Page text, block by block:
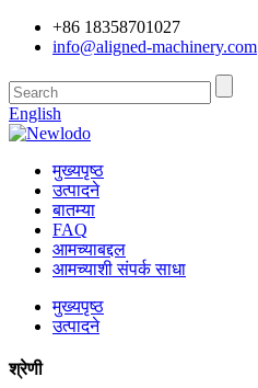
+86 18358701027
info@aligned-machinery.com
English
मुख्यपृष्ठ
उत्पादने
बातम्या
FAQ
आमच्याबद्दल
आमच्याशी संपर्क साधा
मुख्यपृष्ठ
उत्पादने
श्रेणी